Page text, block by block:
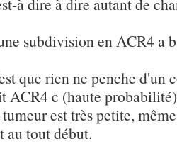
subdivision en ACR4 a
que rien ne penche d'un
ACR4 c (haute
est très petite,
au tout début.